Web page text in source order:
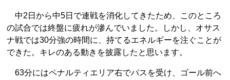
中2日から中5日で連戦を消化してきたため、このところ
の試合では終盤に疲れが滲んでいました。しかし、オサス
ナ戦では30分強の時間に、持てるエネルギーを注ぐことが
できた。キレのある動きを披露したと思います。
63分にはペナルティエリア右でパスを受け、ゴール前へ